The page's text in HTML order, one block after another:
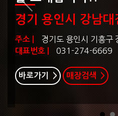
경기 용인시 강남대
주소 | 경기도 용인시 기흥구
대표번호 | 031-274-6669
바로가기 > 매장검색 >